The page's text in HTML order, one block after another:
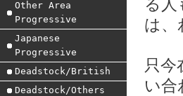
Other Area
Progressive
Japanese
Progressive
Deadstock/British
Deadstock/Others
る人
は、
只
い合